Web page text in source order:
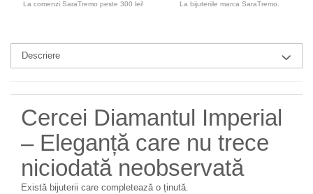
La comenzi SaraTremo peste 300 lei! La bijuteriile marca SaraTremo.
Descriere
Cercei Diamantul Imperial
– Eleganță care nu trece
niciodată neobservată
Există bijuterii care completează o ținută.